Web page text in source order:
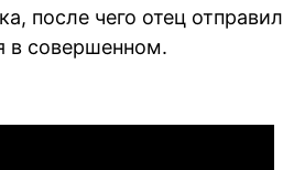
после чего отец отправил
в совершенном.